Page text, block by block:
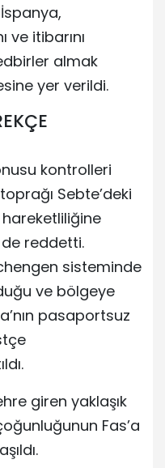
ve itibarını
almak
yer verildi.
kontrolleri
Sebte’deki
reddetti.
sisteminde
ve bölgeye
pasaportsuz
giren yaklaşık
Fas’a